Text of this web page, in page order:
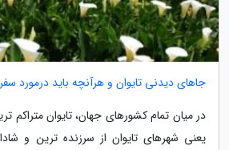
جاهای دیدنی تایوان و هرآنچه باید درمورد سفر
در میان تمام کشورهای جهان، تایوان متراکم
یعنی شهرهای تایوان از سرزنده ترین و